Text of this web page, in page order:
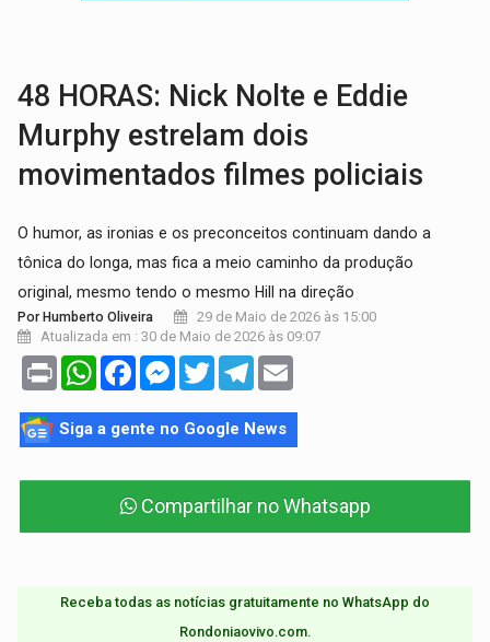
48 HORAS: Nick Nolte e Eddie
Murphy estrelam dois
movimentados filmes policiais
O humor, as ironias e os preconceitos continuam dando a
tônica do longa, mas fica a meio caminho da produção
original, mesmo tendo o mesmo Hill na direção
Por Humberto Oliveira
29 de Maio de 2026 às 15:00
Atualizada em : 30 de Maio de 2026 às 09:07
Print WhatsAppFacebookMessenger
TwitterTelegram
Siga a gente no Google News
Compartilhar no Whatsapp
Receba todas as notícias gratuitamente no WhatsApp do
Rondoniaovivo.com.​